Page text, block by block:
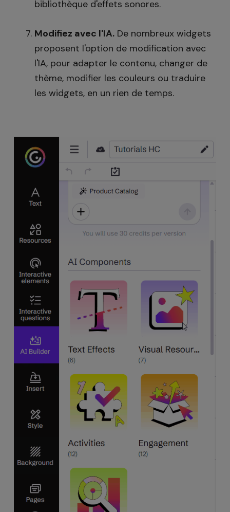
bibliothèque d'effets sonores.
Modifiez avec l'IA. De nombreux widgets
proposent l'option de modification avec
l'IA, pour adapter le contenu, changer de
thème, modifier les couleurs ou traduire
les widgets, en un rien de temps.